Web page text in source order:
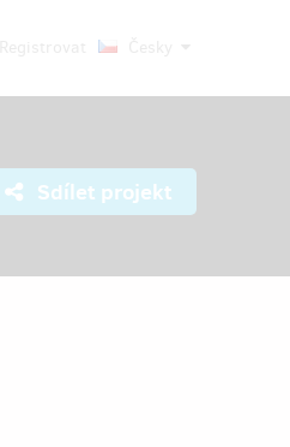
Sdílet projekt